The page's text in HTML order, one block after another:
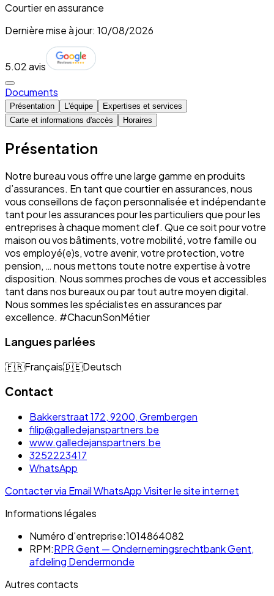
Courtier en assurance
Dernière mise à jour: 10/08/2026
5.02 avis
Documents
Présentation L'équipe
Expertises et services
Carte et informations d'accès
Horaires
Présentation
Notre bureau vous offre une large gamme en produits
d’assurances. En tant que courtier en assurances, nous
vous conseillons de façon personnalisée et indépendante
tant pour les assurances pour les particuliers que pour les
entreprises à chaque moment clef. Que ce soit pour votre
maison ou vos bâtiments, votre mobilité, votre famille ou
vos employé(e)s, votre avenir, votre protection, votre
pension, … nous mettons toute notre expertise à votre
disposition. Nous sommes proches de vous et accessibles
tant dans nos bureaux ou par tout autre moyen digital.
Nous sommes les spécialistes en assurances par
excellence. #ChacunSonMétier
Langues parlées
🇫🇷Français🇩🇪Deutsch
Contact
Bakkerstraat 172, 9200, Grembergen
filip@galledejanspartners.be
www.galledejanspartners.be
3252223417
WhatsApp
Contacter via EmailWhatsAppVisiter le site internet
Informations légales
Numéro d'entreprise:1014864082
RPM:RPR Gent — Ondernemingsrechtbank Gent,
afdeling Dendermonde
Autres contacts